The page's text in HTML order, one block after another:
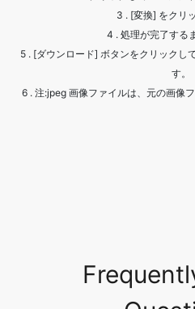
6 . 注:jpeg 画像ファイルは、元の画像